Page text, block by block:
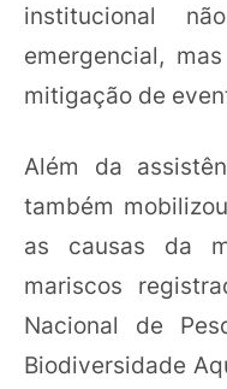
institucional
emergencial,
mitigação de
Além da
também
as causas da
mariscos
Nacional de
Biodiversidade